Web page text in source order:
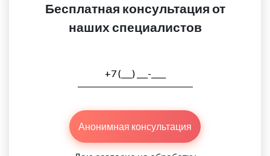
Бесплатная консультация от
наших специалистов
Анонимная консультация